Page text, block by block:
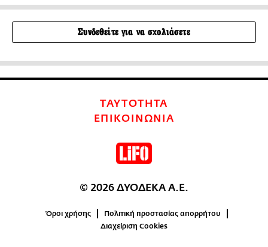
Συνδεθείτε για να σχολιάσετε
ΤΑΥΤΟΤΗΤΑ
ΕΠΙΚΟΙΝΩΝΙΑ
© 2026 ΔΥΟΔΕΚΑ Α.Ε.
Όροι χρήσης
Πολιτική προστασίας απορρήτου
Διαχείριση Cookies